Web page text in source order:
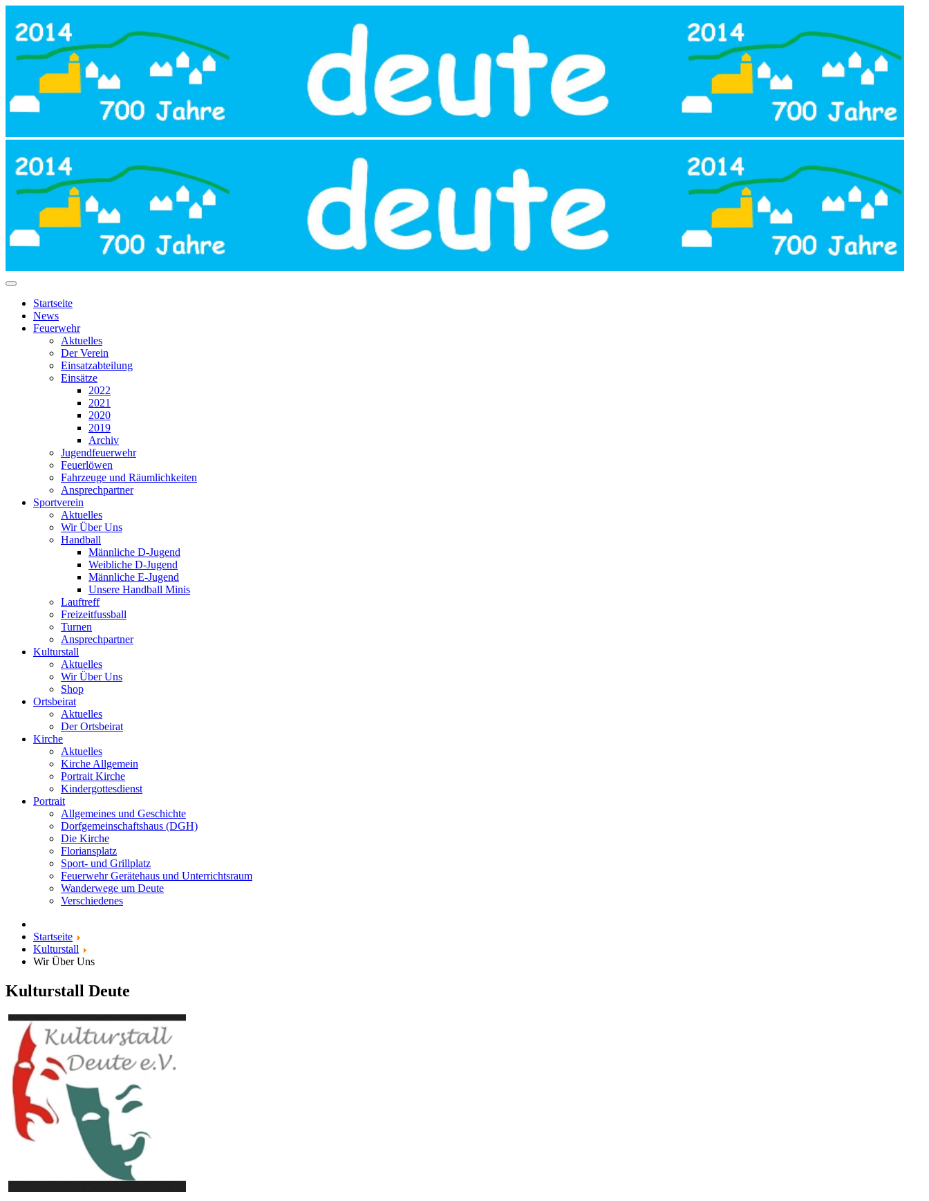
Startseite
News
Feuerwehr
Aktuelles
Der Verein
Einsatzabteilung
Einsätze
2022
2021
2020
2019
Archiv
Jugendfeuerwehr
Feuerlöwen
Fahrzeuge und Räumlichkeiten
Ansprechpartner
Sportverein
Aktuelles
Wir Über Uns
Handball
Männliche D-Jugend
Weibliche D-Jugend
Männliche E-Jugend
Unsere Handball Minis
Lauftreff
Freizeitfussball
Turnen
Ansprechpartner
Kulturstall
Aktuelles
Wir Über Uns
Shop
Ortsbeirat
Aktuelles
Der Ortsbeirat
Kirche
Aktuelles
Kirche Allgemein
Portrait Kirche
Kindergottesdienst
Portrait
Allgemeines und Geschichte
Dorfgemeinschaftshaus (DGH)
Die Kirche
Floriansplatz
Sport- und Grillplatz
Feuerwehr Gerätehaus und Unterrichtsraum
Wanderwege um Deute
Verschiedenes
Startseite
Kulturstall
Wir Über Uns
Kulturstall Deute